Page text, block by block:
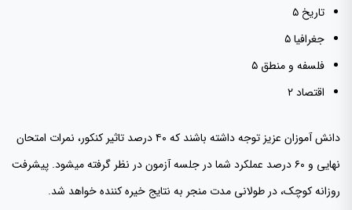
تاریخ ۵
جغرافیا ۵
فلسفه و منطق ۵
اقتصاد ۲
دانش آموزان عزیز توجه داشته باشند که ۴۰ درصد تاثیر کنکور، نمرات امتحان
نهایی و ۶۰ درصد عملکرد شما در جلسه آزمون در نظر گرفته میشود. پیشرفت
روزانه کوچک، در طولانی مدت منجر به نتایج خیره کننده خواهد شد.